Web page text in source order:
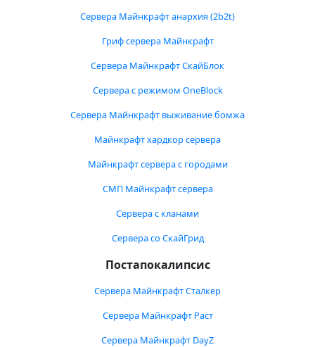
Сервера Майнкрафт анархия (2b2t)
Гриф сервера Майнкрафт
Сервера Майнкрафт СкайБлок
Сервера с режимом OneBlock
Сервера Майнкрафт выживание бомжа
Майнкрафт хардкор сервера
Майнкрафт сервера с городами
СМП Майнкрафт сервера
Сервера с кланами
Сервера со СкайГрид
Постапокалипсис
Сервера Майнкрафт Сталкер
Сервера Майнкрафт Раст
Сервера Майнкрафт DayZ